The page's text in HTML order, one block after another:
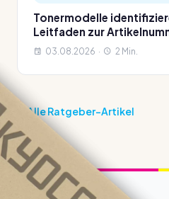
Tonermodelle
Leitfaden zur
03.08.2026 · 2 Min.
Alle Ratgeber-Artikel